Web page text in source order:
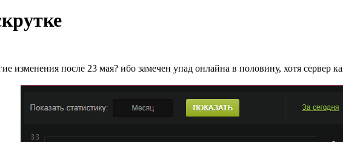
изменения после 23 мая? ибо замечен упад онлайна в половину, хотя сервер